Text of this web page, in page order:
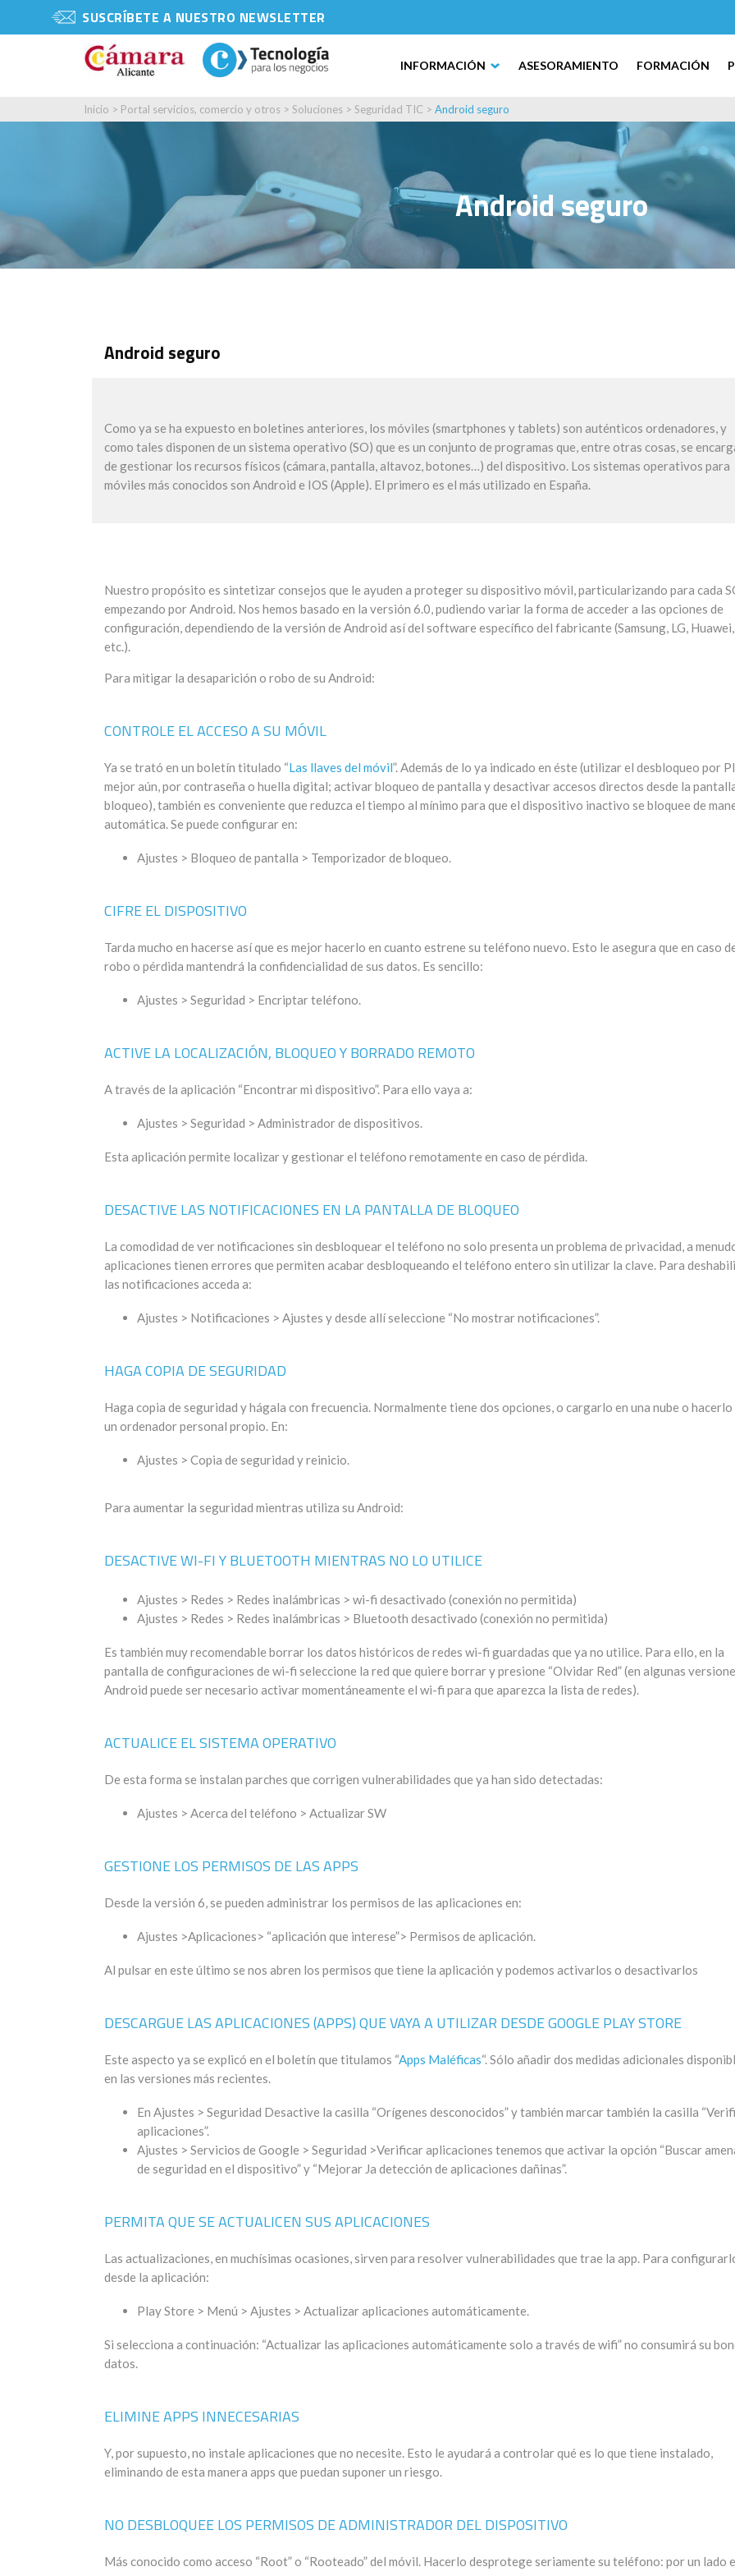
SUSCRÍBETE A NUESTRO NEWSLETTER
INFORMACIÓN ASESORAMIENTO FORMACIÓN
Inicio > Portal servicios, comercio y otros > Soluciones > Seguridad TIC > Android seguro
Android seguro
Android seguro
Como ya se ha expuesto en boletines anteriores, los móviles (smartphones y tablets) son auténticos ordenadores, y
como tales disponen de un sistema operativo (SO) que es un conjunto de programas que, entre otras cosas, se
de gestionar los recursos físicos (cámara, pantalla, altavoz, botones…) del dispositivo. Los sistemas operativos para
móviles más conocidos son Android e IOS (Apple). El primero es el más utilizado en España.
Nuestro propósito es sintetizar consejos que le ayuden a proteger su dispositivo móvil, particularizando para cada
empezando por Android. Nos hemos basado en la versión 6.0, pudiendo variar la forma de acceder a las opciones de
configuración, dependiendo de la versión de Android así del software específico del fabricante (Samsung, LG, Huawei,
etc.).
Para mitigar la desaparición o robo de su Android:
CONTROLE EL ACCESO A SU MÓVIL
Ya se trató en un boletín titulado “Las llaves del móvil”. Además de lo ya indicado en éste (utilizar el desbloqueo por
mejor aún, por contraseña o huella digital; activar bloqueo de pantalla y desactivar accesos directos desde la
bloqueo), también es conveniente que reduzca el tiempo al mínimo para que el dispositivo inactivo se bloquee de
automática. Se puede configurar en:
Ajustes > Bloqueo de pantalla > Temporizador de bloqueo.
CIFRE EL DISPOSITIVO
Tarda mucho en hacerse así que es mejor hacerlo en cuanto estrene su teléfono nuevo. Esto le asegura que en caso
robo o pérdida mantendrá la confidencialidad de sus datos. Es sencillo:
Ajustes > Seguridad > Encriptar teléfono.
ACTIVE LA LOCALIZACIÓN, BLOQUEO Y BORRADO REMOTO
A través de la aplicación “Encontrar mi dispositivo”. Para ello vaya a:
Ajustes > Seguridad > Administrador de dispositivos.
Esta aplicación permite localizar y gestionar el teléfono remotamente en caso de pérdida.
DESACTIVE LAS NOTIFICACIONES EN LA PANTALLA DE BLOQUEO
La comodidad de ver notificaciones sin desbloquear el teléfono no solo presenta un problema de privacidad, a
aplicaciones tienen errores que permiten acabar desbloqueando el teléfono entero sin utilizar la clave. Para
las notificaciones acceda a:
Ajustes > Notificaciones > Ajustes y desde allí seleccione “No mostrar notificaciones”.
HAGA COPIA DE SEGURIDAD
Haga copia de seguridad y hágala con frecuencia. Normalmente tiene dos opciones, o cargarlo en una nube o hacerlo
un ordenador personal propio. En:
Ajustes > Copia de seguridad y reinicio.
Para aumentar la seguridad mientras utiliza su Android:
DESACTIVE WI-FI Y BLUETOOTH MIENTRAS NO LO UTILICE
Ajustes > Redes > Redes inalámbricas > wi-fi desactivado (conexión no permitida)
Ajustes > Redes > Redes inalámbricas > Bluetooth desactivado (conexión no permitida)
Es también muy recomendable borrar los datos históricos de redes wi-fi guardadas que ya no utilice. Para ello, en la
pantalla de configuraciones de wi-fi seleccione la red que quiere borrar y presione “Olvidar Red” (en algunas
Android puede ser necesario activar momentáneamente el wi-fi para que aparezca la lista de redes).
ACTUALICE EL SISTEMA OPERATIVO
De esta forma se instalan parches que corrigen vulnerabilidades que ya han sido detectadas:
Ajustes > Acerca del teléfono > Actualizar SW
GESTIONE LOS PERMISOS DE LAS APPS
Desde la versión 6, se pueden administrar los permisos de las aplicaciones en:
Ajustes >Aplicaciones> “aplicación que interese”> Permisos de aplicación.
Al pulsar en este último se nos abren los permisos que tiene la aplicación y podemos activarlos o desactivarlos
DESCARGUE LAS APLICACIONES (APPS) QUE VAYA A UTILIZAR DESDE GOOGLE PLAY STORE
Este aspecto ya se explicó en el boletín que titulamos “Apps Maléficas“. Sólo añadir dos medidas adicionales
en las versiones más recientes.
En Ajustes > Seguridad Desactive la casilla “Orígenes desconocidos” y también marcar también la casilla
aplicaciones”.
Ajustes > Servicios de Google > Seguridad >Verificar aplicaciones tenemos que activar la opción “Buscar
de seguridad en el dispositivo” y “Mejorar Ja detección de aplicaciones dañinas”.
PERMITA QUE SE ACTUALICEN SUS APLICACIONES
Las actualizaciones, en muchísimas ocasiones, sirven para resolver vulnerabilidades que trae la app. Para
desde la aplicación:
Play Store > Menú > Ajustes > Actualizar aplicaciones automáticamente.
Si selecciona a continuación: “Actualizar las aplicaciones automáticamente solo a través de wifi” no consumirá su
datos.
ELIMINE APPS INNECESARIAS
Y, por supuesto, no instale aplicaciones que no necesite. Esto le ayudará a controlar qué es lo que tiene instalado,
eliminando de esta manera apps que puedan suponer un riesgo.
NO DESBLOQUEE LOS PERMISOS DE ADMINISTRADOR DEL DISPOSITIVO
Más conocido como acceso “Root” o “Rooteado” del móvil. Hacerlo desprotege seriamente su teléfono: por un lado